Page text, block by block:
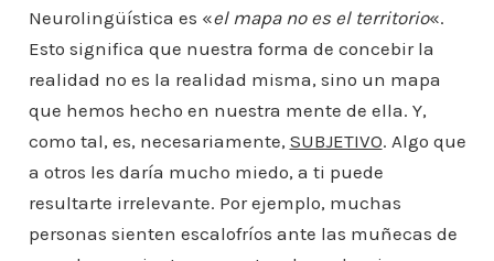
Neurolingüística es «el mapa no es el territorio«.
Esto significa que nuestra forma de concebir la
realidad no es la realidad misma, sino un mapa
que hemos hecho en nuestra mente de ella. Y,
como tal, es, necesariamente, SUBJETIVO. Algo que
a otros les daría mucho miedo, a ti puede
resultarte irrelevante. Por ejemplo, muchas
personas sienten escalofríos ante las muñecas de